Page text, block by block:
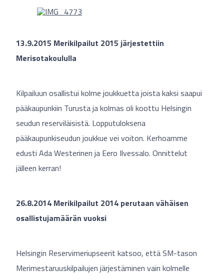
13.9.2015 Merikilpailut 2015 järjestettiin
Merisotakoululla
Kilpailuun osallistui kolme joukkuetta joista kaksi saapui
pääkaupunkiin Turusta ja kolmas oli koottu Helsingin
seudun reserviläisistä. Lopputuloksena
pääkaupunkiseudun joukkue vei voiton. Kerhoamme
edusti Ada Westerinen ja Eero Ilvessalo. Onnittelut
jälleen kerran!
26.8.2014 Merikilpailut 2014 perutaan vähäisen
osallistujamäärän vuoksi
Helsingin Reservimeriupseerit katsoo, että SM-tason
Merimestaruuskilpailujen järjestäminen vain kolmelle